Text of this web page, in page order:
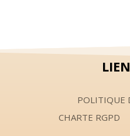
POLITIQUE
CHARTE RGPD